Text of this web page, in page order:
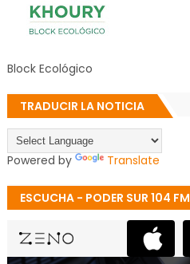
Block Ecológico
TRADUCIR LA NOTICIA
Powered by Translate
ESCUCHA - PODER SUR 104 FM